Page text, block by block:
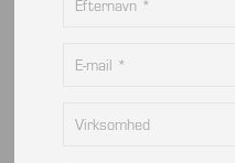
info@viptec.dk
CVR: 27527213